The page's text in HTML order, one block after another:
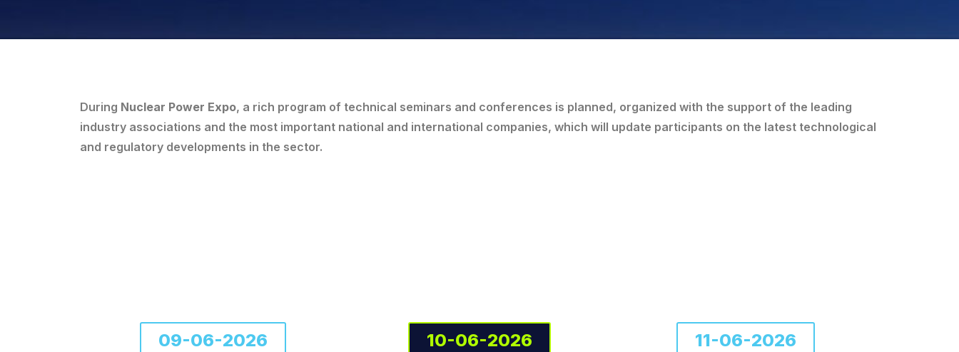
During Nuclear Power Expo, a rich program of technical seminars and conferences is planned, organized with the support of the leading
industry associations and the most important national and international companies, which will update participants on the latest technological
and regulatory developments in the sector.
09-06-2026 10-06-2026 11-06-2026